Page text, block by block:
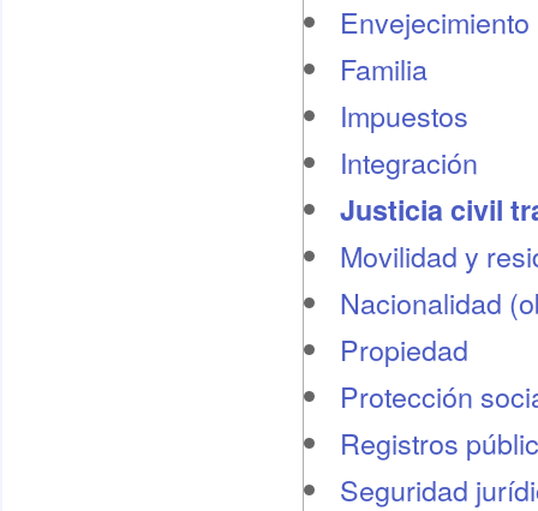
Familia
Impuestos
Integración
Justicia civil
Movilidad y
Nacionalidad
Propiedad
Protección
Registros
Seguridad